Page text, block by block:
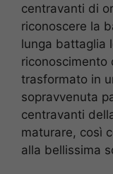
centravanti di
riconoscere la
lunga battaglia
riconoscimento
trasformato in
sopravvenuta
centravanti
maturare, così
alla bellissima